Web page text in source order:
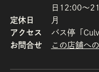
日12:00～
定休日
月
アクセス
バス停「
お問合せ
この店舗へ